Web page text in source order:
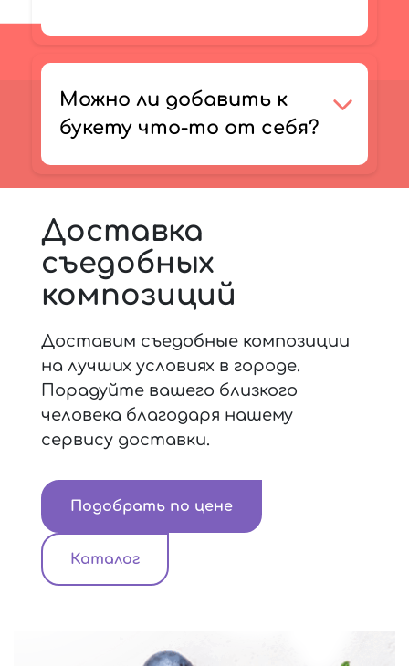
Можно ли добавить к
букету что-то от себя?
Доставка
съедобных
композиций
Доставим съедобные композиции
на лучших условиях в городе.
Порадуйте вашего близкого
человека благодаря нашему
сервису доставки.
Подобрать по цене
Каталог